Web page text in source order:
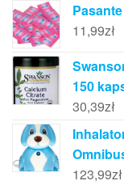
11,99zł
150
30,39zł
123,99zł